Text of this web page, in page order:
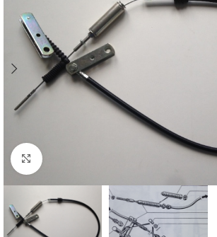
Cliquez pour agrandir